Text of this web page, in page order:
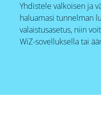
Yhdistele valkoisen ja
haluamasi tunnelman
valaistusasetus, niin
WiZ-sovelluksella tai